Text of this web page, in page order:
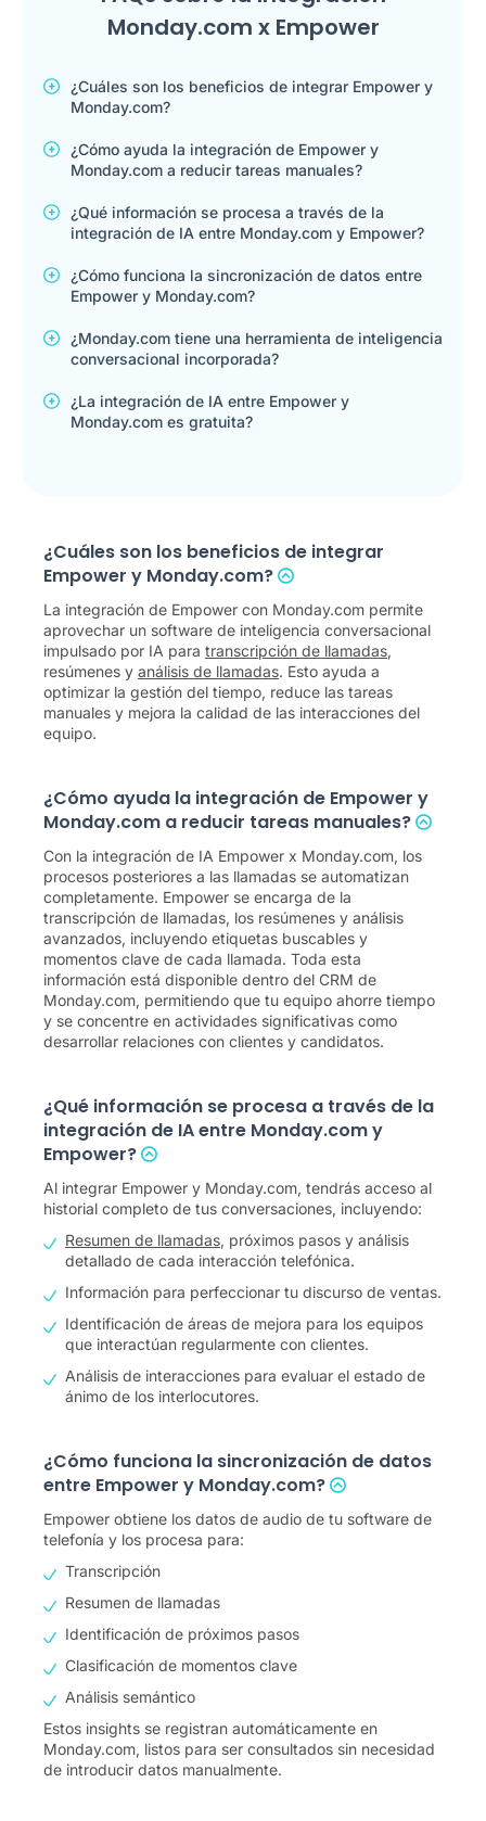
Monday.com x Empower
¿Cuáles son los beneficios de integrar Empower y
Monday.com?
¿Cómo ayuda la integración de Empower y
Monday.com a reducir tareas manuales?
¿Qué información se procesa a través de la
integración de IA entre Monday.com y Empower?
¿Cómo funciona la sincronización de datos entre
Empower y Monday.com?
¿Monday.com tiene una herramienta de inteligencia
conversacional incorporada?
¿La integración de IA entre Empower y
Monday.com es gratuita?
¿Cuáles son los beneficios de integrar
Empower y Monday.com?
La integración de Empower con Monday.com permite
aprovechar un software de inteligencia conversacional
impulsado por IA para transcripción de llamadas,
resúmenes y análisis de llamadas. Esto ayuda a
optimizar la gestión del tiempo, reduce las tareas
manuales y mejora la calidad de las interacciones del
equipo.
¿Cómo ayuda la integración de Empower y
Monday.com a reducir tareas manuales?
Con la integración de IA Empower x Monday.com, los
procesos posteriores a las llamadas se automatizan
completamente. Empower se encarga de la
transcripción de llamadas, los resúmenes y análisis
avanzados, incluyendo etiquetas buscables y
momentos clave de cada llamada. Toda esta
información está disponible dentro del CRM de
Monday.com, permitiendo que tu equipo ahorre tiempo
y se concentre en actividades significativas como
desarrollar relaciones con clientes y candidatos.
¿Qué información se procesa a través de la
integración de IA entre Monday.com y
Empower?
Al integrar Empower y Monday.com, tendrás acceso al
historial completo de tus conversaciones, incluyendo:
Resumen de llamadas, próximos pasos y análisis
detallado de cada interacción telefónica.
Información para perfeccionar tu discurso de ventas.
Identificación de áreas de mejora para los equipos
que interactúan regularmente con clientes.
Análisis de interacciones para evaluar el estado de
ánimo de los interlocutores.
¿Cómo funciona la sincronización de datos
entre Empower y Monday.com?
Empower obtiene los datos de audio de tu software de
telefonía y los procesa para:
Transcripción
Resumen de llamadas
Identificación de próximos pasos
Clasificación de momentos clave
Análisis semántico
Estos insights se registran automáticamente en
Monday.com, listos para ser consultados sin necesidad
de introducir datos manualmente.